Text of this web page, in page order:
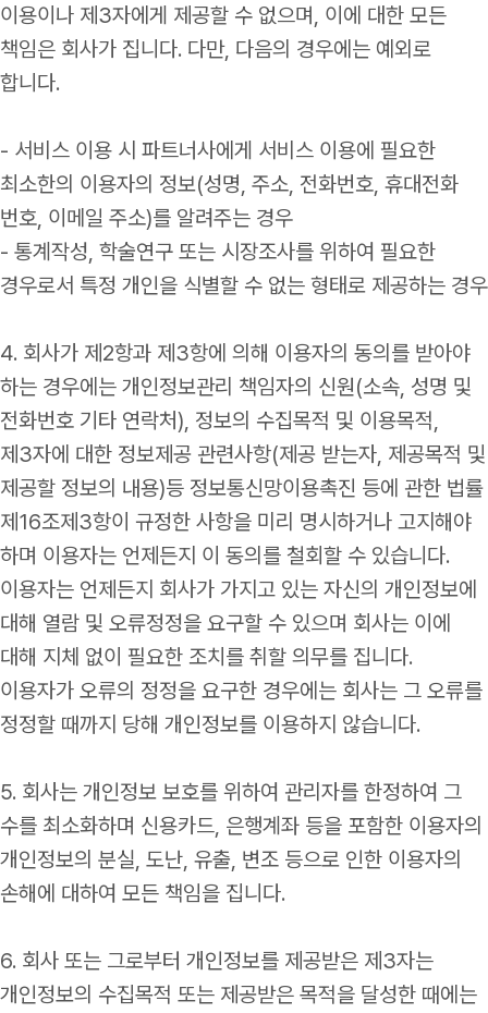
이용이나 제3자에게 제공할 수 없으며, 이에 대한 모든
책임은 회사가 집니다. 다만, 다음의 경우에는 예외로
합니다.
- 서비스 이용 시 파트너사에게 서비스 이용에 필요한
최소한의 이용자의 정보(성명, 주소, 전화번호, 휴대전화
번호, 이메일 주소)를 알려주는 경우
- 통계작성, 학술연구 또는 시장조사를 위하여 필요한
경우로서 특정 개인을 식별할 수 없는 형태로 제공하는 경우
4. 회사가 제2항과 제3항에 의해 이용자의 동의를 받아야
하는 경우에는 개인정보관리 책임자의 신원(소속, 성명 및
전화번호 기타 연락처), 정보의 수집목적 및 이용목적,
제3자에 대한 정보제공 관련사항(제공 받는자, 제공목적 및
제공할 정보의 내용)등 정보통신망이용촉진 등에 관한 법률
제16조제3항이 규정한 사항을 미리 명시하거나 고지해야
하며 이용자는 언제든지 이 동의를 철회할 수 있습니다.
이용자는 언제든지 회사가 가지고 있는 자신의 개인정보에
대해 열람 및 오류정정을 요구할 수 있으며 회사는 이에
대해 지체 없이 필요한 조치를 취할 의무를 집니다.
이용자가 오류의 정정을 요구한 경우에는 회사는 그 오류를
정정할 때까지 당해 개인정보를 이용하지 않습니다.
5. 회사는 개인정보 보호를 위하여 관리자를 한정하여 그
수를 최소화하며 신용카드, 은행계좌 등을 포함한 이용자의
개인정보의 분실, 도난, 유출, 변조 등으로 인한 이용자의
손해에 대하여 모든 책임을 집니다.
6. 회사 또는 그로부터 개인정보를 제공받은 제3자는
개인정보의 수집목적 또는 제공받은 목적을 달성한 때에는